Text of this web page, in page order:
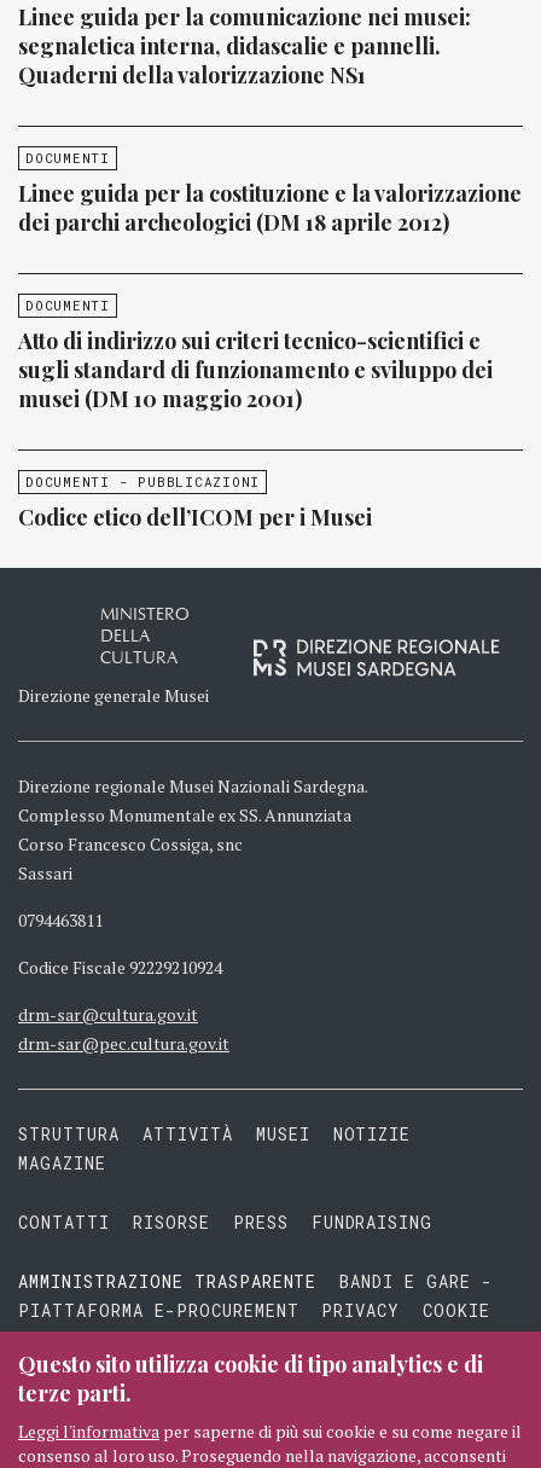
Linee guida per la comunicazione nei musei:
segnaletica interna, didascalie e pannelli.
Quaderni della valorizzazione NS1
DOCUMENTI
Linee guida per la costituzione e la valorizzazione
dei parchi archeologici (DM 18 aprile 2012)
DOCUMENTI
Atto di indirizzo sui criteri tecnico-scientifici e
sugli standard di funzionamento e sviluppo dei
musei (DM 10 maggio 2001)
DOCUMENTI - PUBBLICAZIONI
Codice etico dell’ICOM per i Musei
MINISTERO
DELLA
CULTURA
Direzione generale Musei
Direzione regionale Musei Nazionali Sardegna.
Complesso Monumentale ex SS. Annunziata
Corso Francesco Cossiga, snc
Sassari
0794463811
Codice Fiscale 92229210924
drm-sar@cultura.gov.it
drm-sar@pec.cultura.gov.it
STRUTTURA ATTIVITÀ MUSEI
NOTIZIE
MAGAZINE
CONTATTI RISORSE PRESS FUNDRAISING
AMMINISTRAZIONE TRASPARENTE
BANDI E GARE -
PIATTAFORMA E-PROCUREMENT
PRIVACY
COOKIE
TERMINI E CONDIZIONI
Questo sito utilizza cookie di tipo analytics e di
terze parti.
Leggi l'informativa per saperne di più sui cookie e su come negare il
consenso al loro uso. Proseguendo nella navigazione, acconsenti